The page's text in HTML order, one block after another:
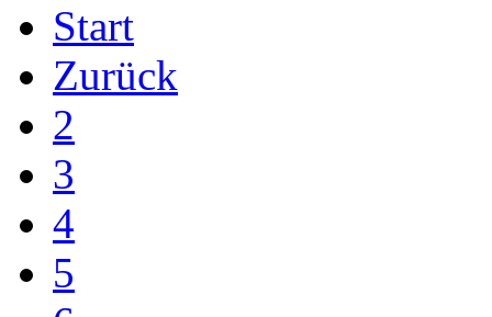
Start
Zurück
2
3
4
5